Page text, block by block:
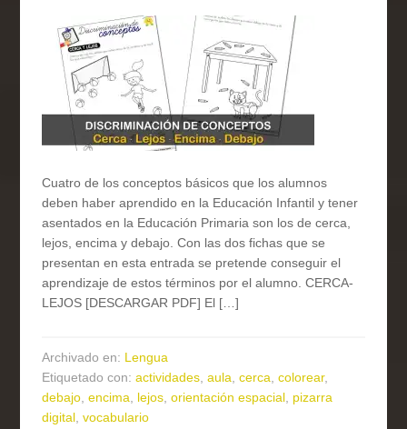
Cuatro de los conceptos básicos que los alumnos
deben haber aprendido en la Educación Infantil y tener
asentados en la Educación Primaria son los de cerca,
lejos, encima y debajo. Con las dos fichas que se
presentan en esta entrada se pretende conseguir el
aprendizaje de estos términos por el alumno. CERCA-
LEJOS [DESCARGAR PDF] El […]
Archivado en: Lengua
Etiquetado con:actividades,aula,cerca,colorear,
debajo,encima, lejos,orientación espacial, pizarra
digital,vocabulario